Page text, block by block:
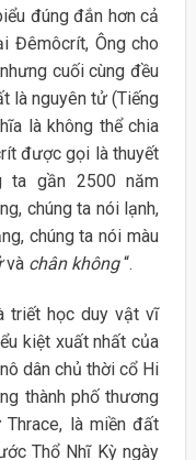
đúng đắn hơn cả
Đêmôcrít, Ông cho
cuối cùng đều
là nguyên tử (Tiếng
là không thể chia
được gọi là thuyết
ta gần 2500 năm
chúng ta nói lạnh,
chúng ta nói màu
và chân không“.
triết học duy vật vĩ
kiệt xuất nhất của
dân chủ thời cổ Hi
thành phố thương
là miền đất
Thổ Nhĩ Kỳ ngày